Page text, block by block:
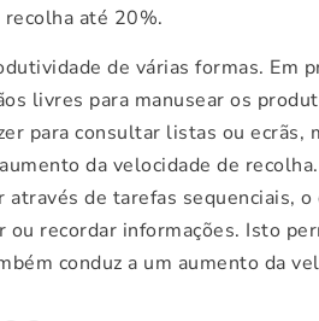
até 20%.
de várias formas. Em
livres para manusear os
para consultar listas ou ecrãs,
da velocidade de
de tarefas sequenciais,
recordar informações. Isto
conduz a um aumento da